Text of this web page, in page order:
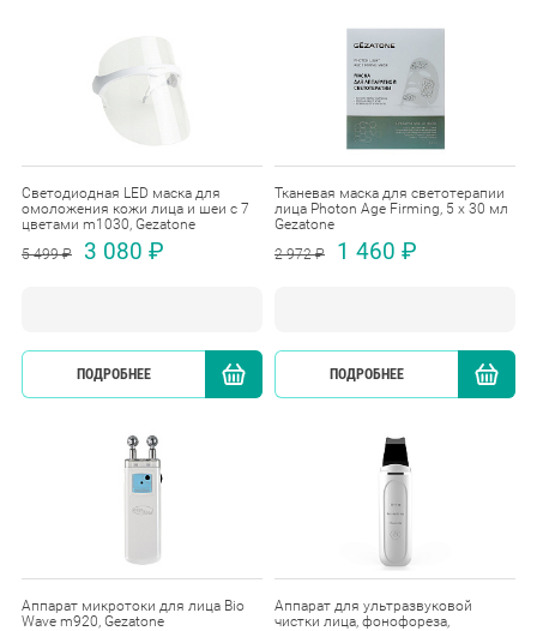
Светодиодная LED маска для
омоложения кожи лица и шеи с 7
цветами m1030, Gezatone
5 499 ₽
3 080 ₽
ПОДРОБНЕЕ КУПИТЬ
Тканевая маска для светотерапии
лица Photon Age Firming, 5 х 30 мл
Gezatone
2 972 ₽
1 460 ₽
ПОДРОБНЕЕ
Аппарат микротоки для лица Bio
Wave m920, Gezatone
Аппарат для ультразвуковой
чистки лица, фонофореза,